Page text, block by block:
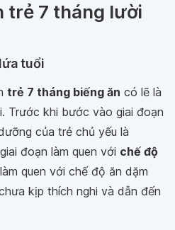
trẻ 7 tháng lười
tuổi
trẻ 7 tháng biếng ăn có lẽ là
Trước khi bước vào giai đoạn
của trẻ chủ yếu là
đoạn làm quen với chế độ
quen với chế độ ăn dặm
kịp thích nghi và dẫn đến